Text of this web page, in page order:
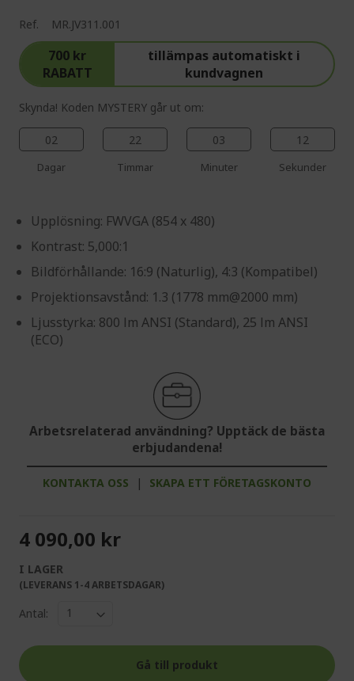
Ref. MR.JV311.001
700 kr
RABATT
tillämpas automatiskt i
kundvagnen
Skynda! Koden MYSTERY går ut om:
02
Dagar
22
Timmar
03
Minuter
11
Sekunder
Upplösning: FWVGA (854 x 480)
Kontrast: 5,000:1
Bildförhållande: 16:9 (Naturlig), 4:3 (Kompatibel)
Projektionsavstånd: 1.3 (1778 mm@2000 mm)
Ljusstyrka: 800 lm ANSI (Standard), 25 lm ANSI
(ECO)
Arbetsrelaterad användning? Upptäck de bästa
erbjudandena!
KONTAKTA OSS | SKAPA ETT FÖRETAGSKONTO
4 090,00 kr
I LAGER
(LEVERANS 1-4 ARBETSDAGAR)
Antal:
Gå till produkt